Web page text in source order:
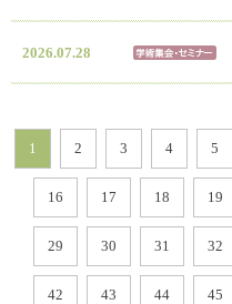
2026.07.28
1 2 3 4 5
16 17 18 19
29 30 31 32
42 43 44 45